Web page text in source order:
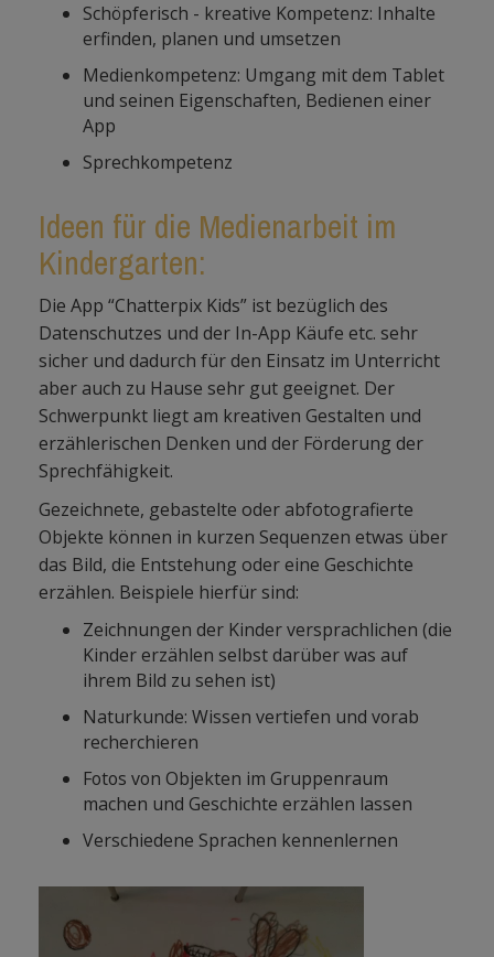
Schöpferisch - kreative Kompetenz: Inhalte
erfinden, planen und umsetzen
Medienkompetenz: Umgang mit dem Tablet
und seinen Eigenschaften, Bedienen einer
App
Sprechkompetenz
Ideen für die Medienarbeit im
Kindergarten:
Die App “Chatterpix Kids” ist bezüglich des
Datenschutzes und der In-App Käufe etc. sehr
sicher und dadurch für den Einsatz im Unterricht
aber auch zu Hause sehr gut geeignet. Der
Schwerpunkt liegt am kreativen Gestalten und
erzählerischen Denken und der Förderung der
Sprechfähigkeit.
Gezeichnete, gebastelte oder abfotografierte
Objekte können in kurzen Sequenzen etwas über
das Bild, die Entstehung oder eine Geschichte
erzählen. Beispiele hierfür sind:
Zeichnungen der Kinder versprachlichen (die
Kinder erzählen selbst darüber was auf
ihrem Bild zu sehen ist)
Naturkunde: Wissen vertiefen und vorab
recherchieren
Fotos von Objekten im Gruppenraum
machen und Geschichte erzählen lassen
Verschiedene Sprachen kennenlernen